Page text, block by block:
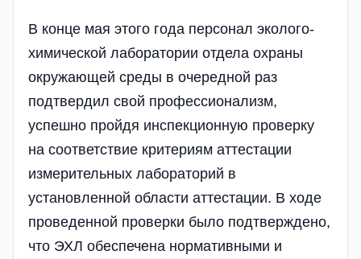
В конце мая этого года персонал эколого-
химической лаборатории отдела охраны
окружающей среды в очередной раз
подтвердил свой профессионализм,
успешно пройдя инспекционную проверку
на соответствие критериям аттестации
измерительных лабораторий в
установленной области аттестации. В ходе
проведенной проверки было подтверждено,
что ЭХЛ обеспечена нормативными и